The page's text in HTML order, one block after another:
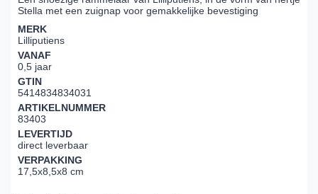
Stella met een zuignap voor gemakkelijke bevestiging
MERK
Lilliputiens
VANAF
0,5 jaar
GTIN
5414834834031
ARTIKELNUMMER
83403
LEVERTIJD
direct leverbaar
VERPAKKING
17,5x8,5x8 cm